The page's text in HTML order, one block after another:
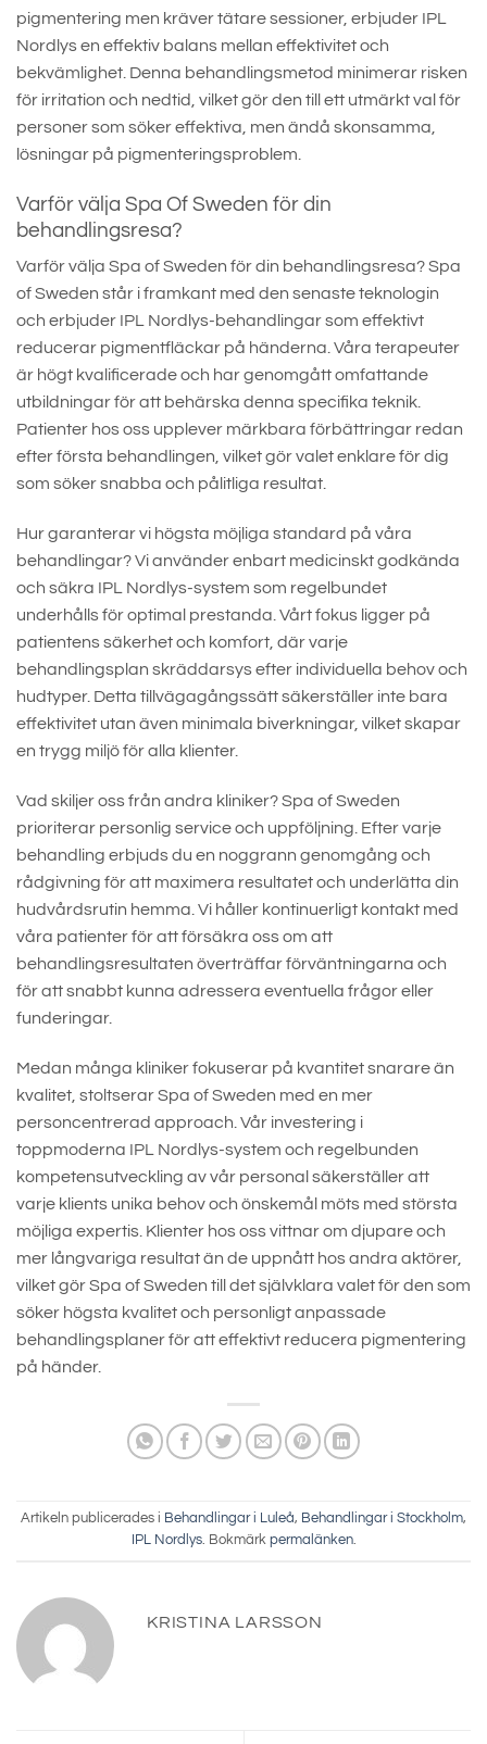
pigmentering men kräver tätare sessioner, erbjuder IPL
Nordlys en effektiv balans mellan effektivitet och
bekvämlighet. Denna behandlingsmetod minimerar risken
för irritation och nedtid, vilket gör den till ett utmärkt val för
personer som söker effektiva, men ändå skonsamma,
lösningar på pigmenteringsproblem.
Varför välja Spa Of Sweden för din
behandlingsresa?
Varför välja Spa of Sweden för din behandlingsresa? Spa
of Sweden står i framkant med den senaste teknologin
och erbjuder IPL Nordlys-behandlingar som effektivt
reducerar pigmentfläckar på händerna. Våra terapeuter
är högt kvalificerade och har genomgått omfattande
utbildningar för att behärska denna specifika teknik.
Patienter hos oss upplever märkbara förbättringar redan
efter första behandlingen, vilket gör valet enklare för dig
som söker snabba och pålitliga resultat.
Hur garanterar vi högsta möjliga standard på våra
behandlingar? Vi använder enbart medicinskt godkända
och säkra IPL Nordlys-system som regelbundet
underhålls för optimal prestanda. Vårt fokus ligger på
patientens säkerhet och komfort, där varje
behandlingsplan skräddarsys efter individuella behov och
hudtyper. Detta tillvägagångssätt säkerställer inte bara
effektivitet utan även minimala biverkningar, vilket skapar
en trygg miljö för alla klienter.
Vad skiljer oss från andra kliniker? Spa of Sweden
prioriterar personlig service och uppföljning. Efter varje
behandling erbjuds du en noggrann genomgång och
rådgivning för att maximera resultatet och underlätta din
hudvårdsrutin hemma. Vi håller kontinuerligt kontakt med
våra patienter för att försäkra oss om att
behandlingsresultaten överträffar förväntningarna och
för att snabbt kunna adressera eventuella frågor eller
funderingar.
Medan många kliniker fokuserar på kvantitet snarare än
kvalitet, stoltserar Spa of Sweden med en mer
personcentrerad approach. Vår investering i
toppmoderna IPL Nordlys-system och regelbunden
kompetensutveckling av vår personal säkerställer att
varje klients unika behov och önskemål möts med största
möjliga expertis. Klienter hos oss vittnar om djupare och
mer långvariga resultat än de uppnått hos andra aktörer,
vilket gör Spa of Sweden till det självklara valet för den som
söker högsta kvalitet och personligt anpassade
behandlingsplaner för att effektivt reducera pigmentering
på händer.
Artikeln publicerades i Behandlingar i Luleå, Behandlingar i Stockholm,
IPL Nordlys. Bokmärk permalänken.
KRISTINA LARSSON